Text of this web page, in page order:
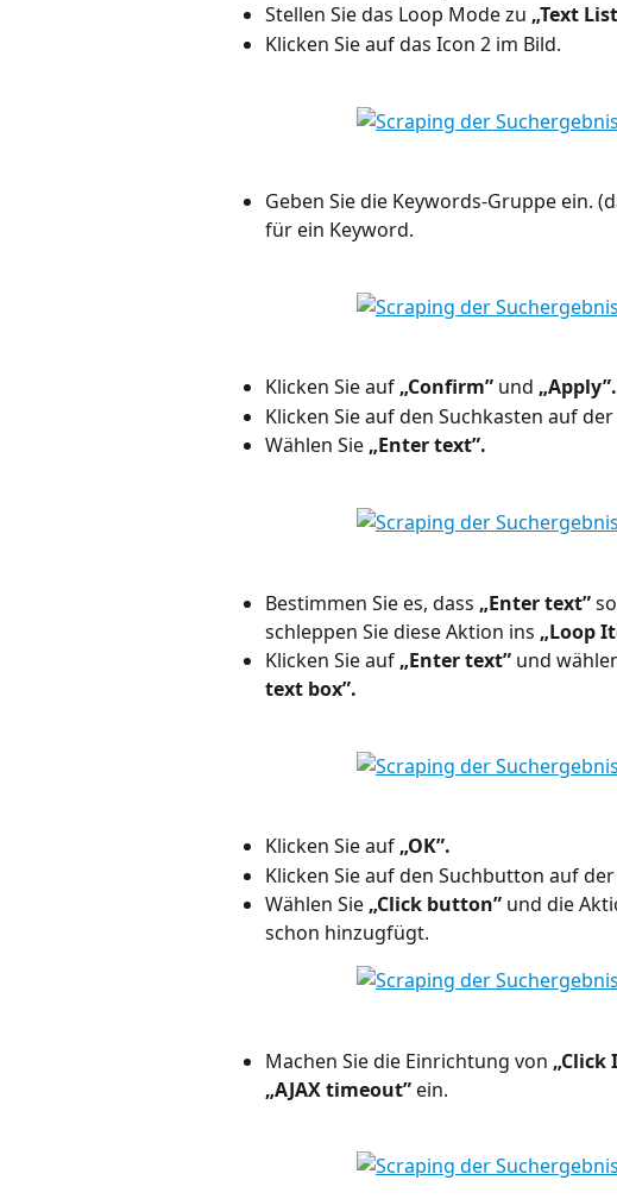
Stellen Sie das Loop Mode zu „Text
Klicken Sie auf das Icon 2 im Bild.
Geben Sie die Keywords-Gruppe ein.
für ein Keyword.
Klicken Sie auf „Confirm” und „Apply”.
Klicken Sie auf den Suchkasten auf
Wählen Sie „Enter text”.
Bestimmen Sie es, dass „Enter text”
schleppen Sie diese Aktion ins „Loop
Klicken Sie auf „Enter text” und
text box”.
Klicken Sie auf „OK”.
Klicken Sie auf den Suchbutton auf
Wählen Sie „Click button” und die
schon hinzugfügt.
Machen Sie die Einrichtung von „Click
„AJAX timeout” ein.